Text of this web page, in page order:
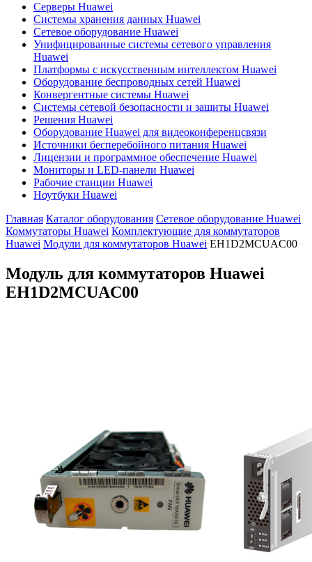
Серверы Huawei
Системы хранения данных Huawei
Сетевое оборудование Huawei
Унифицированные системы сетевого управления
Huawei
Платформы с искусственным интеллектом Huawei
Оборудование беспроводных сетей Huawei
Конвергентные системы Huawei
Системы сетевой безопасности и защиты Huawei
Решения Huawei
Оборудование Huawei для видеоконференцсвязи
Источники бесперебойного питания Huawei
Лицензии и программное обеспечение Huawei
Мониторы и LED-панели Huawei
Рабочие станции Huawei
Ноутбуки Huawei
Главная Каталог оборудования Сетевое оборудование Huawei
Коммутаторы Huawei Комплектующие для коммутаторов
Huawei Модули для коммутаторов Huawei EH1D2MCUAC00
Модуль для коммутаторов Huawei
EH1D2MCUAC00